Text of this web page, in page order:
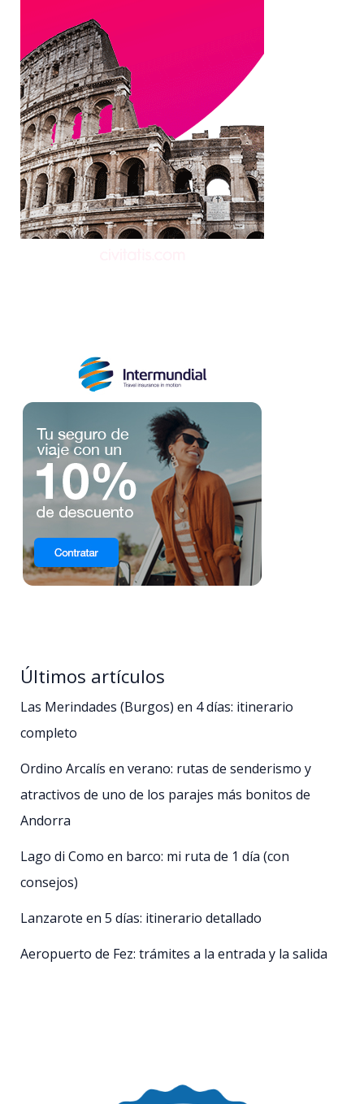
Últimos artículos
Las Merindades (Burgos) en 4 días: itinerario
completo
Ordino Arcalís en verano: rutas de senderismo y
atractivos de uno de los parajes más bonitos de
Andorra
Lago di Como en barco: mi ruta de 1 día (con
consejos)
Lanzarote en 5 días: itinerario detallado
Aeropuerto de Fez: trámites a la entrada y la salida